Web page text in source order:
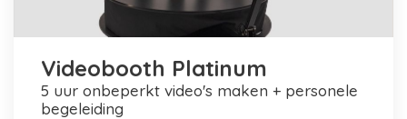
Videobooth Platinum
5 uur onbeperkt video's maken + personele
begeleiding